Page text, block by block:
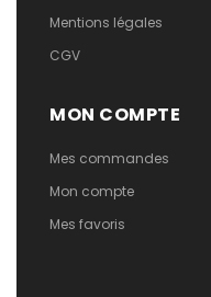
Mentions légales
CGV
MON COMPTE
Mes commandes
Mon compte
Mes favoris